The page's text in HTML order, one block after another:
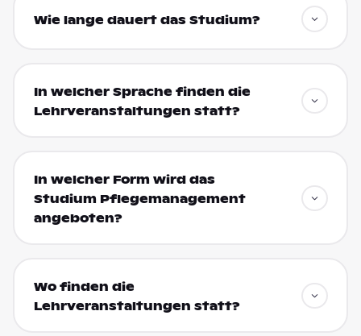
Wie lange dauert das Studium?
In welcher Sprache finden die
Lehrveranstaltungen statt?
In welcher Form wird das
Studium Pflegemanagement
angeboten?
Wo finden die
Lehrveranstaltungen statt?